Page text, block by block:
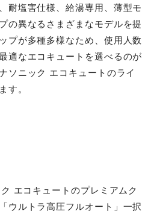
耐塩害仕様、給湯専用、薄型モ
の異なるさまざまなモデルを提
プが多種多様なため、使用人数
適なエコキュートを選べるのが
ソニック エコキュートのライ
す。
エコキュートのプレミアムク
ウルトラ高圧フルオート」一択